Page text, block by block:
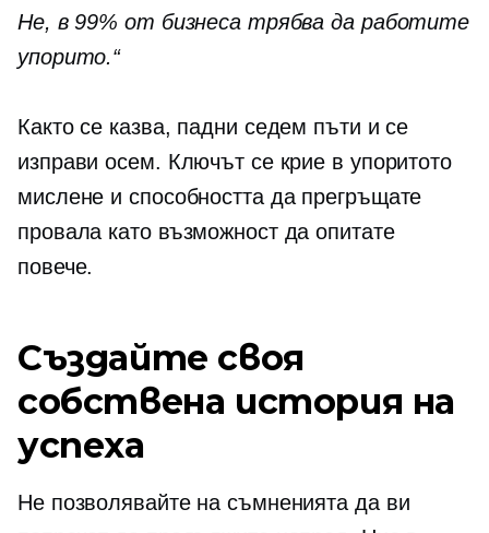
Не, в 99% от бизнеса трябва да работите
упорито.“
Както се казва, падни седем пъти и се
изправи осем. Ключът се крие в упоритото
мислене и способността да прегръщате
провала като възможност да опитате
повече.
Създайте своя
собствена история на
успеха
Не позволявайте на съмненията да ви